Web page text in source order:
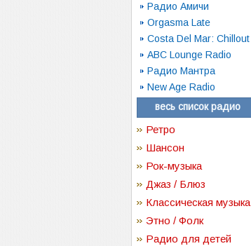
Радио Амичи
Orgasma Late
Costa Del Mar: Chillout
ABC Lounge Radio
Радио Мантра
New Age Radio
весь список радио
Ретро
Шансон
Рок-музыка
Джаз / Блюз
Классическая музыка
Этно / Фолк
Радио для детей